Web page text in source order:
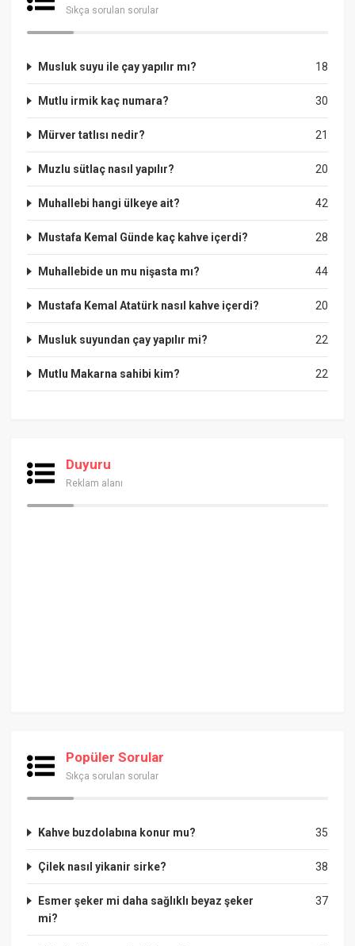
Sıkça sorulan sorular
18
Musluk suyu ile çay yapılır mı?
30
Mutlu irmik kaç numara?
21
Mürver tatlısı nedir?
20
Muzlu sütlaç nasıl yapılır?
42
Muhallebi hangi ülkeye ait?
28
Mustafa Kemal Günde kaç kahve içerdi?
44
Muhallebide un mu nişasta mı?
20
Mustafa Kemal Atatürk nasıl kahve içerdi?
22
Musluk suyundan çay yapılır mi?
22
Mutlu Makarna sahibi kim?
Duyuru
Reklam alanı
Popüler Sorular
Sıkça sorulan sorular
35
Kahve buzdolabına konur mu?
38
Çilek nasıl yikanir sirke?
37
Esmer şeker mi daha sağlıklı beyaz şeker
mi?